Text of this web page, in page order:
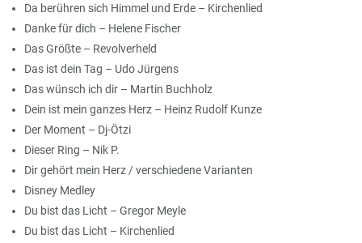
Da berühren sich Himmel und Erde – Kirchenlied
Danke für dich – Helene Fischer
Das Größte – Revolverheld
Das ist dein Tag – Udo Jürgens
Das wünsch ich dir – Martin Buchholz
Dein ist mein ganzes Herz – Heinz Rudolf Kunze
Der Moment – Dj-Ötzi
Dieser Ring – Nik P.
Dir gehört mein Herz / verschiedene Varianten
Disney Medley
Du bist das Licht – Gregor Meyle
Du bist das Licht – Kirchenlied